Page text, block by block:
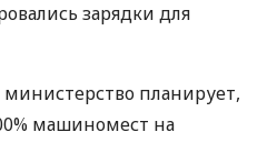
зарядки для
планирует,
машиномест на